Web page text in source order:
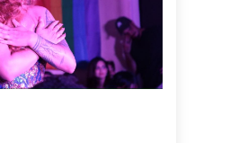
Regresan los talleres de verano de la Compañía Teatral Danzaria La Andariega
▶